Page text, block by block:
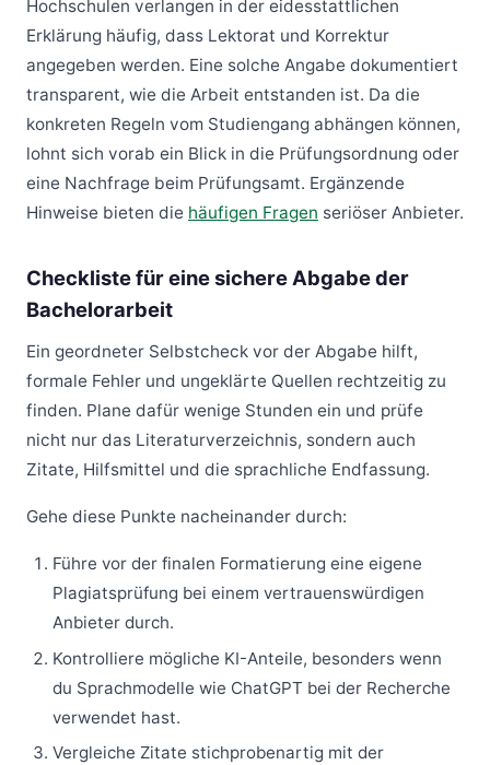
Hochschulen verlangen in der eidesstattlichen
Erklärung häufig, dass Lektorat und Korrektur
angegeben werden. Eine solche Angabe dokumentiert
transparent, wie die Arbeit entstanden ist. Da die
konkreten Regeln vom Studiengang abhängen können,
lohnt sich vorab ein Blick in die Prüfungsordnung oder
eine Nachfrage beim Prüfungsamt. Ergänzende
Hinweise bieten die häufigen Fragen seriöser Anbieter.
Checkliste für eine sichere Abgabe der
Bachelorarbeit
Ein geordneter Selbstcheck vor der Abgabe hilft,
formale Fehler und ungeklärte Quellen rechtzeitig zu
finden. Plane dafür wenige Stunden ein und prüfe
nicht nur das Literaturverzeichnis, sondern auch
Zitate, Hilfsmittel und die sprachliche Endfassung.
Gehe diese Punkte nacheinander durch:
Führe vor der finalen Formatierung eine eigene
Plagiatsprüfung bei einem vertrauenswürdigen
Anbieter durch.
Kontrolliere mögliche KI-Anteile, besonders wenn
du Sprachmodelle wie ChatGPT bei der Recherche
verwendet hast.
Vergleiche Zitate stichprobenartig mit der